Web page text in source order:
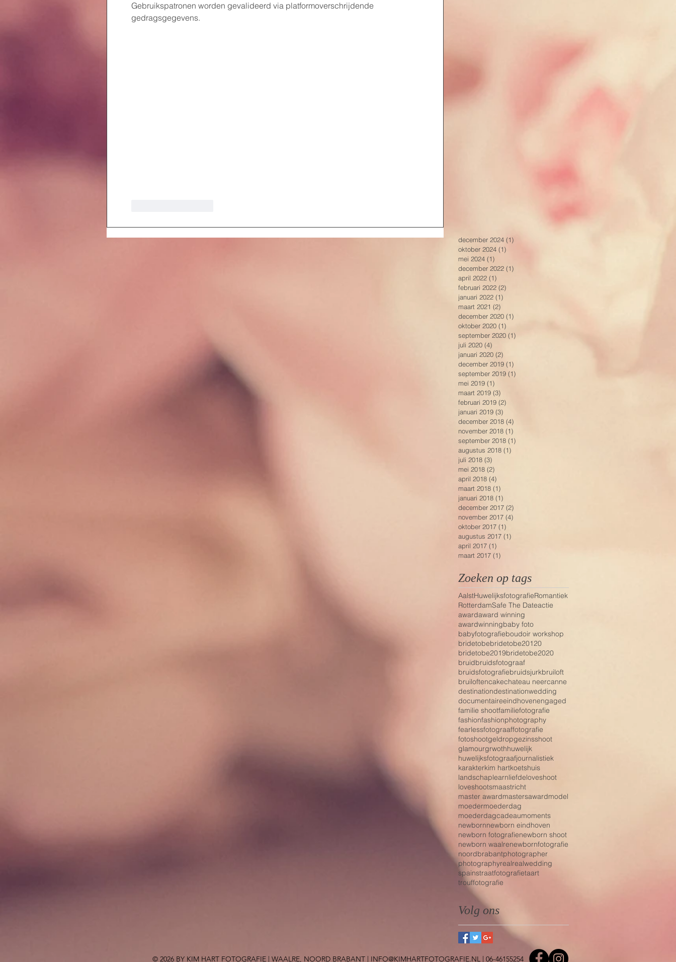
Gebruikspatronen worden gevalideerd via platformoverschrijdende
gedragsgegevens.
december 2024 (1)
oktober 2024 (1)
mei 2024 (1)
december 2022 (1)
april 2022 (1)
februari 2022 (2)
januari 2022 (1)
maart 2021 (2)
december 2020 (1)
oktober 2020 (1)
september 2020 (1)
juli 2020 (4)
januari 2020 (2)
december 2019 (1)
september 2019 (1)
mei 2019 (1)
maart 2019 (3)
februari 2019 (2)
januari 2019 (3)
december 2018 (4)
november 2018 (1)
september 2018 (1)
augustus 2018 (1)
juli 2018 (3)
mei 2018 (2)
april 2018 (4)
maart 2018 (1)
januari 2018 (1)
december 2017 (2)
november 2017 (4)
oktober 2017 (1)
augustus 2017 (1)
april 2017 (1)
maart 2017 (1)
Zoeken op tags
AalstHuwelijksfotografieRomantiek
RotterdamSafe The Dateactie
awardaward winning
awardwinningbaby foto
babyfotografieboudoir workshop
bridetobebridetobe20120
bridetobe2019bridetobe2020
bruidbruidsfotograaf
bruidsfotografiebruidsjurkbruiloft
bruiloftencakechateau neercanne
destinationdestinationwedding
documentaireeindhovenengaged
familie shootfamiliefotografie
fashionfashionphotography
fearlessfotograaffotografie
fotoshootgeldropgezinsshoot
glamourgrwothhuwelijk
huwelijksfotograafjournalistiek
karakterkim hartkoetshuis
landschaplearnliefdeloveshoot
loveshootsmaastricht
master awardmastersawardmodel
moedermoederdag
moederdagcadeaumoments
newbornnewborn eindhoven
newborn fotografienewborn shoot
newborn waalrenewbornfotografie
noordbrabantphotographer
photographyrealrealwedding
spainstraatfotografietaart
trouffotografie
Volg ons
© 2026 BY KIM HART FOTOGRAFIE | WAALRE, NOORD BRABANT | INFO@KIMHARTFOTOGRAFIE.NL | 06-46155254